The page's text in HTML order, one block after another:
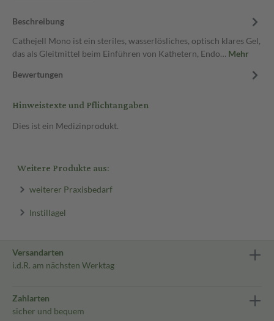
Beschreibung
Cathejell Mono ist ein steriles, wasserlösliches, optisch klares Gel,
das als Gleitmittel beim Einführen von Kathetern, Endo… Mehr
Bewertungen
Hinweistexte und Pflichtangaben
Dies ist ein Medizinprodukt.
Weitere Produkte aus:
weiterer Praxisbedarf
Instillagel
Versandarten
i.d.R. am nächsten Werktag
Zahlarten
sicher und bequem